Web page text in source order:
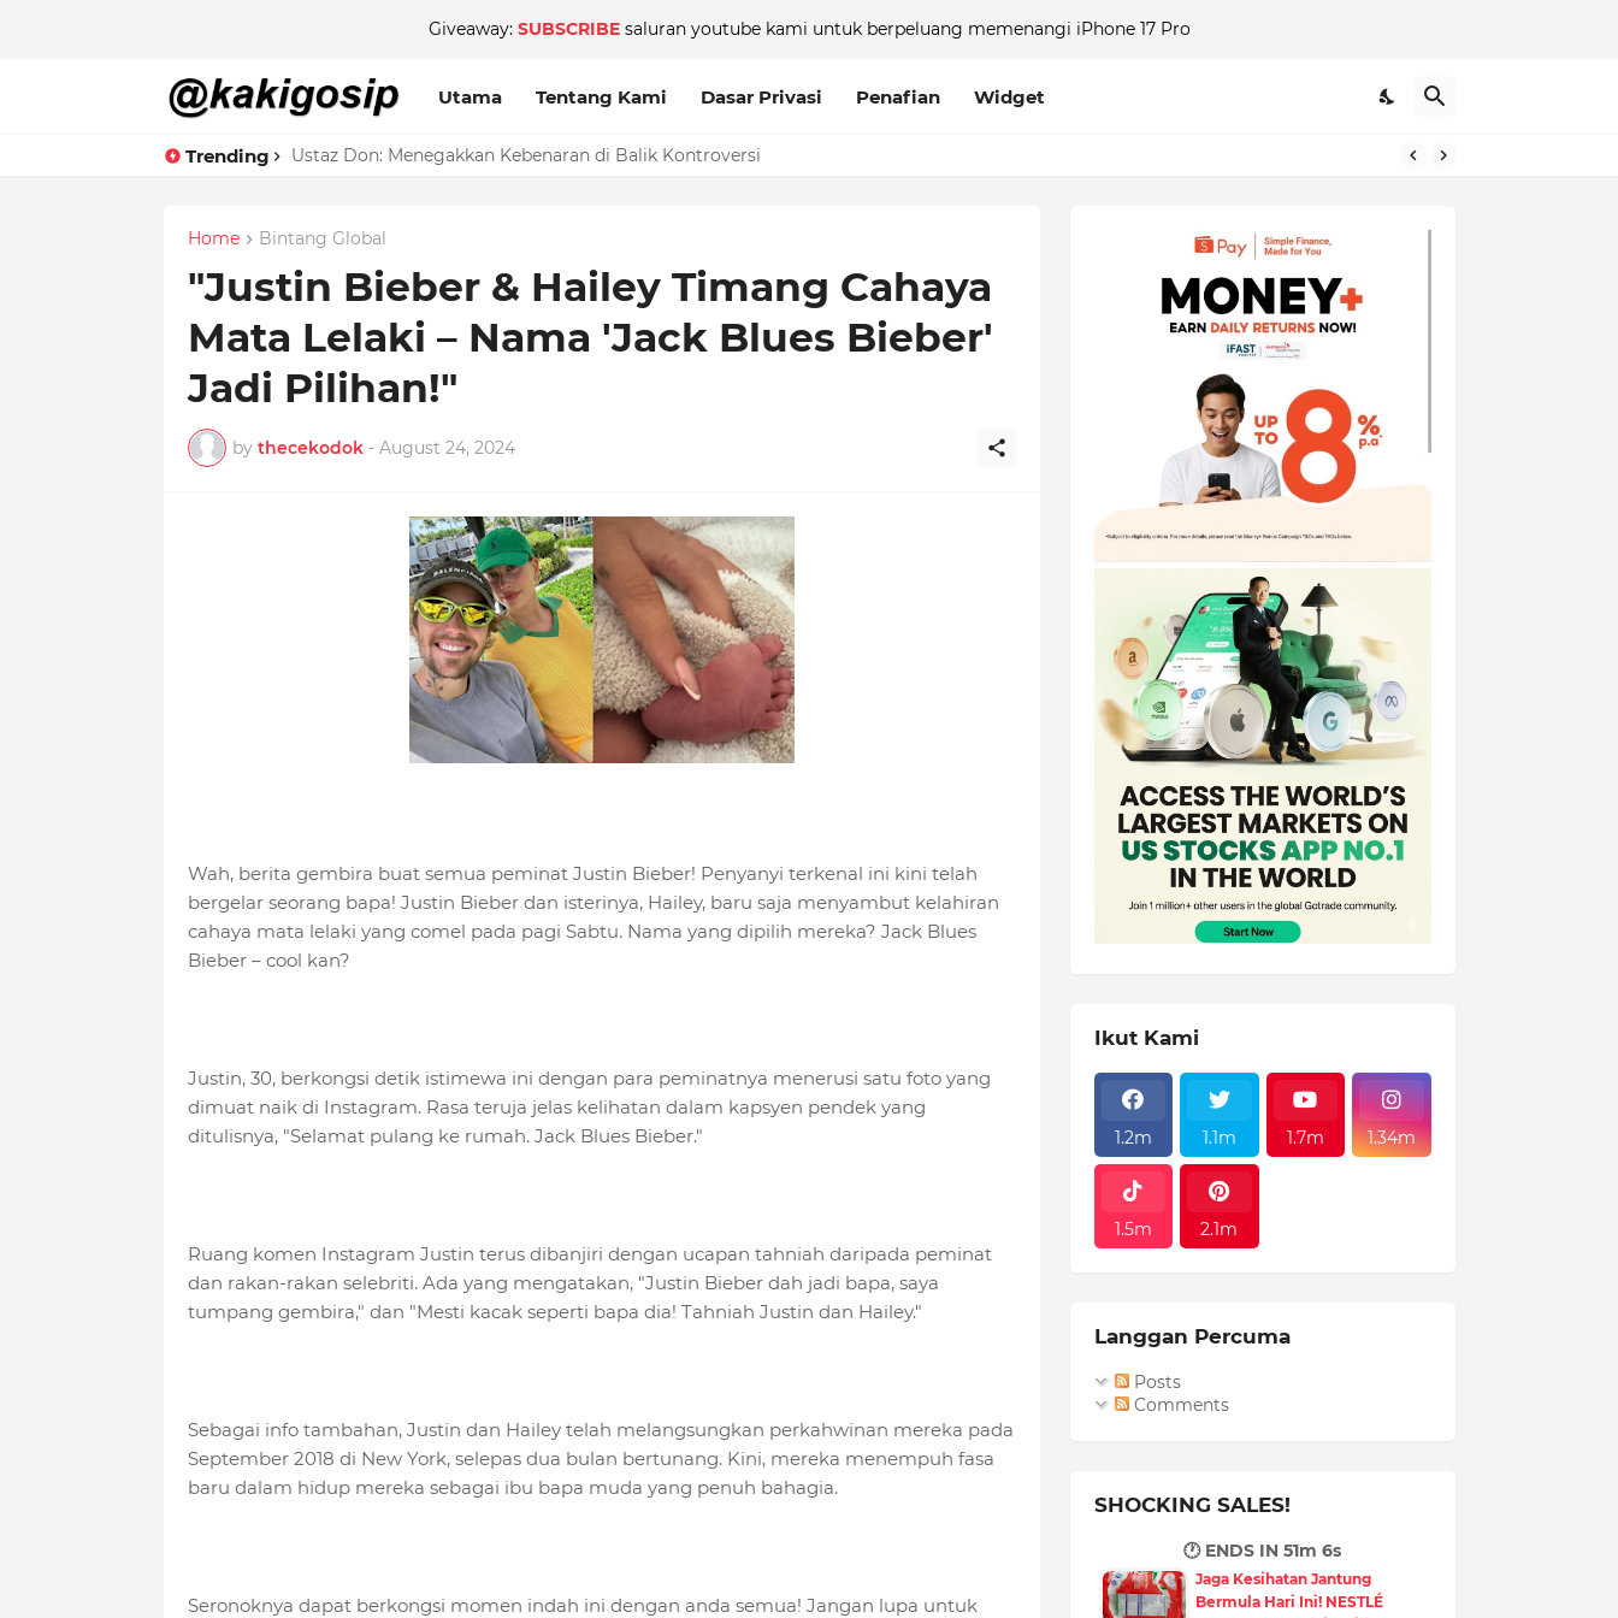
Giveaway: SUBSCRIBEsaluran youtube kami untuk berpeluang memenangi iPhone 17 Pro
Utama Tentang Kami Dasar Privasi Penafian Widget
Trending Ustaz Don: Menegakkan Kebenaran di Balik Kontroversi
Home Bintang Global
"Justin Bieber & Hailey Timang Cahaya
Mata Lelaki – Nama 'Jack Blues Bieber'
Jadi Pilihan!"
by thecekodok - August 24, 2024
Wah, berita gembira buat semua peminat Justin Bieber! Penyanyi terkenal ini kini telah
bergelar seorang bapa! Justin Bieber dan isterinya, Hailey, baru saja menyambut kelahiran
cahaya mata lelaki yang comel pada pagi Sabtu. Nama yang dipilih mereka? Jack Blues
Bieber – cool kan?
Justin, 30, berkongsi detik istimewa ini dengan para peminatnya menerusi satu foto yang
dimuat naik di Instagram. Rasa teruja jelas kelihatan dalam kapsyen pendek yang
ditulisnya, "Selamat pulang ke rumah. Jack Blues Bieber."
Ruang komen Instagram Justin terus dibanjiri dengan ucapan tahniah daripada peminat
dan rakan-rakan selebriti. Ada yang mengatakan, "Justin Bieber dah jadi bapa, saya
tumpang gembira," dan "Mesti kacak seperti bapa dia! Tahniah Justin dan Hailey."
Sebagai info tambahan, Justin dan Hailey telah melangsungkan perkahwinan mereka pada
September 2018 di New York, selepas dua bulan bertunang. Kini, mereka menempuh fasa
baru dalam hidup mereka sebagai ibu bapa muda yang penuh bahagia.
Seronoknya dapat berkongsi momen indah ini dengan anda semua! Jangan lupa untuk
Ikut Kami
1.2m 1.1m 1.7m 1.34m
1.5m 2.1m
Langgan Percuma
Posts
Comments
SHOCKING SALES!
🕐 ENDS IN51m 5s
Jaga Kesihatan Jantung
Bermula Hari Ini! NESTLÉ